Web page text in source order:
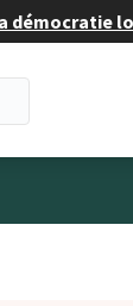
démocratie